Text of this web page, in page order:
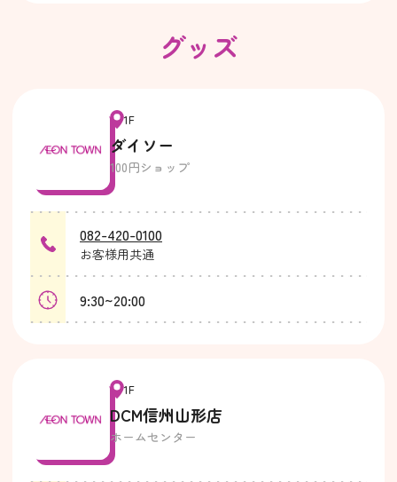
グッズ
1F
ダイソー
100円ショップ
082-420-0100
お客様用共通
9:30~20:00
1F
DCM信州山形店
ホームセンター